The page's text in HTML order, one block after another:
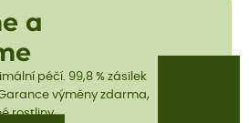
a
péčí. 99,8 % zásilek
výměny zdarma,
rostliny.